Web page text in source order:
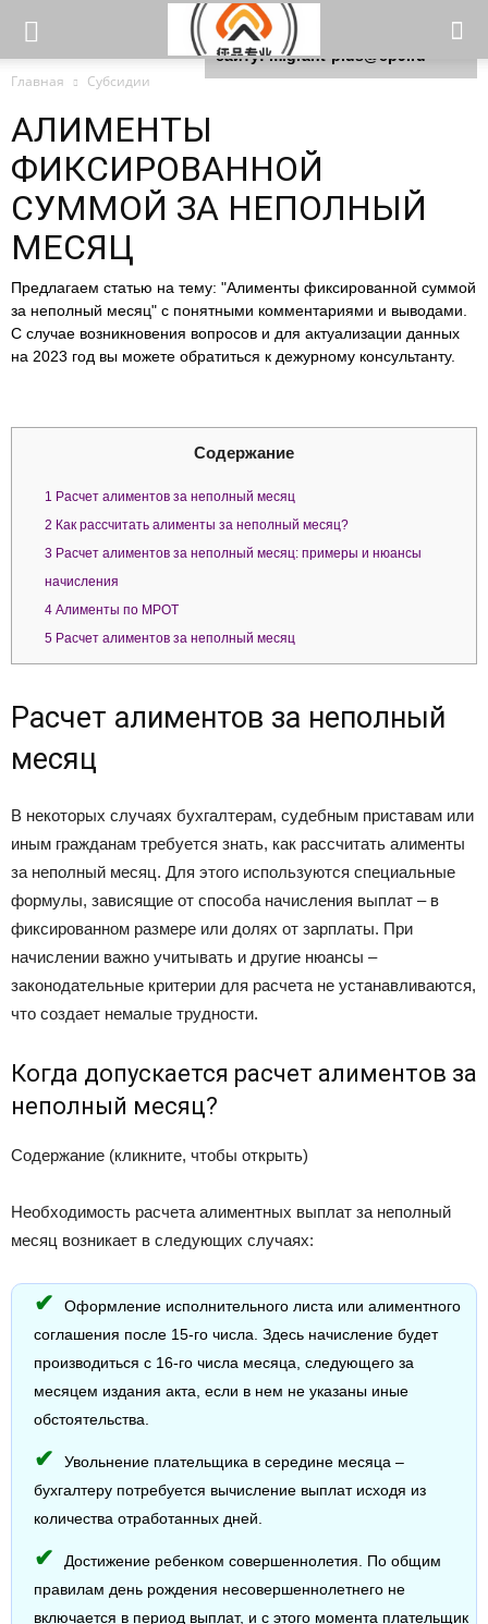
Главная Субсидии
АЛИМЕНТЫ
ФИКСИРОВАННОЙ
СУММОЙ ЗА НЕПОЛНЫЙ
МЕСЯЦ
Предлагаем статью на тему: "Алименты фиксированной суммой
за неполный месяц" с понятными комментариями и выводами.
С случае возникновения вопросов и для актуализации данных
на 2023 год вы можете обратиться к дежурному консультанту.
Содержание
1 Расчет алиментов за неполный месяц
2 Как рассчитать алименты за неполный месяц?
3 Расчет алиментов за неполный месяц: примеры и нюансы
начисления
4 Алименты по МРОТ
5 Расчет алиментов за неполный месяц
Расчет алиментов за неполный
месяц
В некоторых случаях бухгалтерам, судебным приставам или
иным гражданам требуется знать, как рассчитать алименты
за неполный месяц. Для этого используются специальные
формулы, зависящие от способа начисления выплат – в
фиксированном размере или долях от зарплаты. При
начислении важно учитывать и другие нюансы –
законодательные критерии для расчета не устанавливаются,
что создает немалые трудности.
Когда допускается расчет алиментов за
неполный месяц?
Содержание (кликните, чтобы открыть)
Необходимость расчета алиментных выплат за неполный
месяц возникает в следующих случаях:
Оформление исполнительного листа или алиментного
соглашения после 15-го числа. Здесь начисление будет
производиться с 16-го числа месяца, следующего за
месяцем издания акта, если в нем не указаны иные
обстоятельства.
Увольнение плательщика в середине месяца –
бухгалтеру потребуется вычисление выплат исходя из
количества отработанных дней.
Достижение ребенком совершеннолетия. По общим
правилам день рождения несовершеннолетнего не
включается в период выплат, и с этого момента плательщик
Для любых предложений по
сайту: migrant-plus@cp9.ru